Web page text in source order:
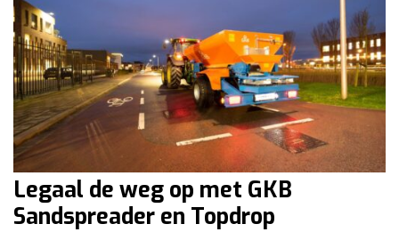
Legaal de weg op met GKB
Sandspreader en Topdrop